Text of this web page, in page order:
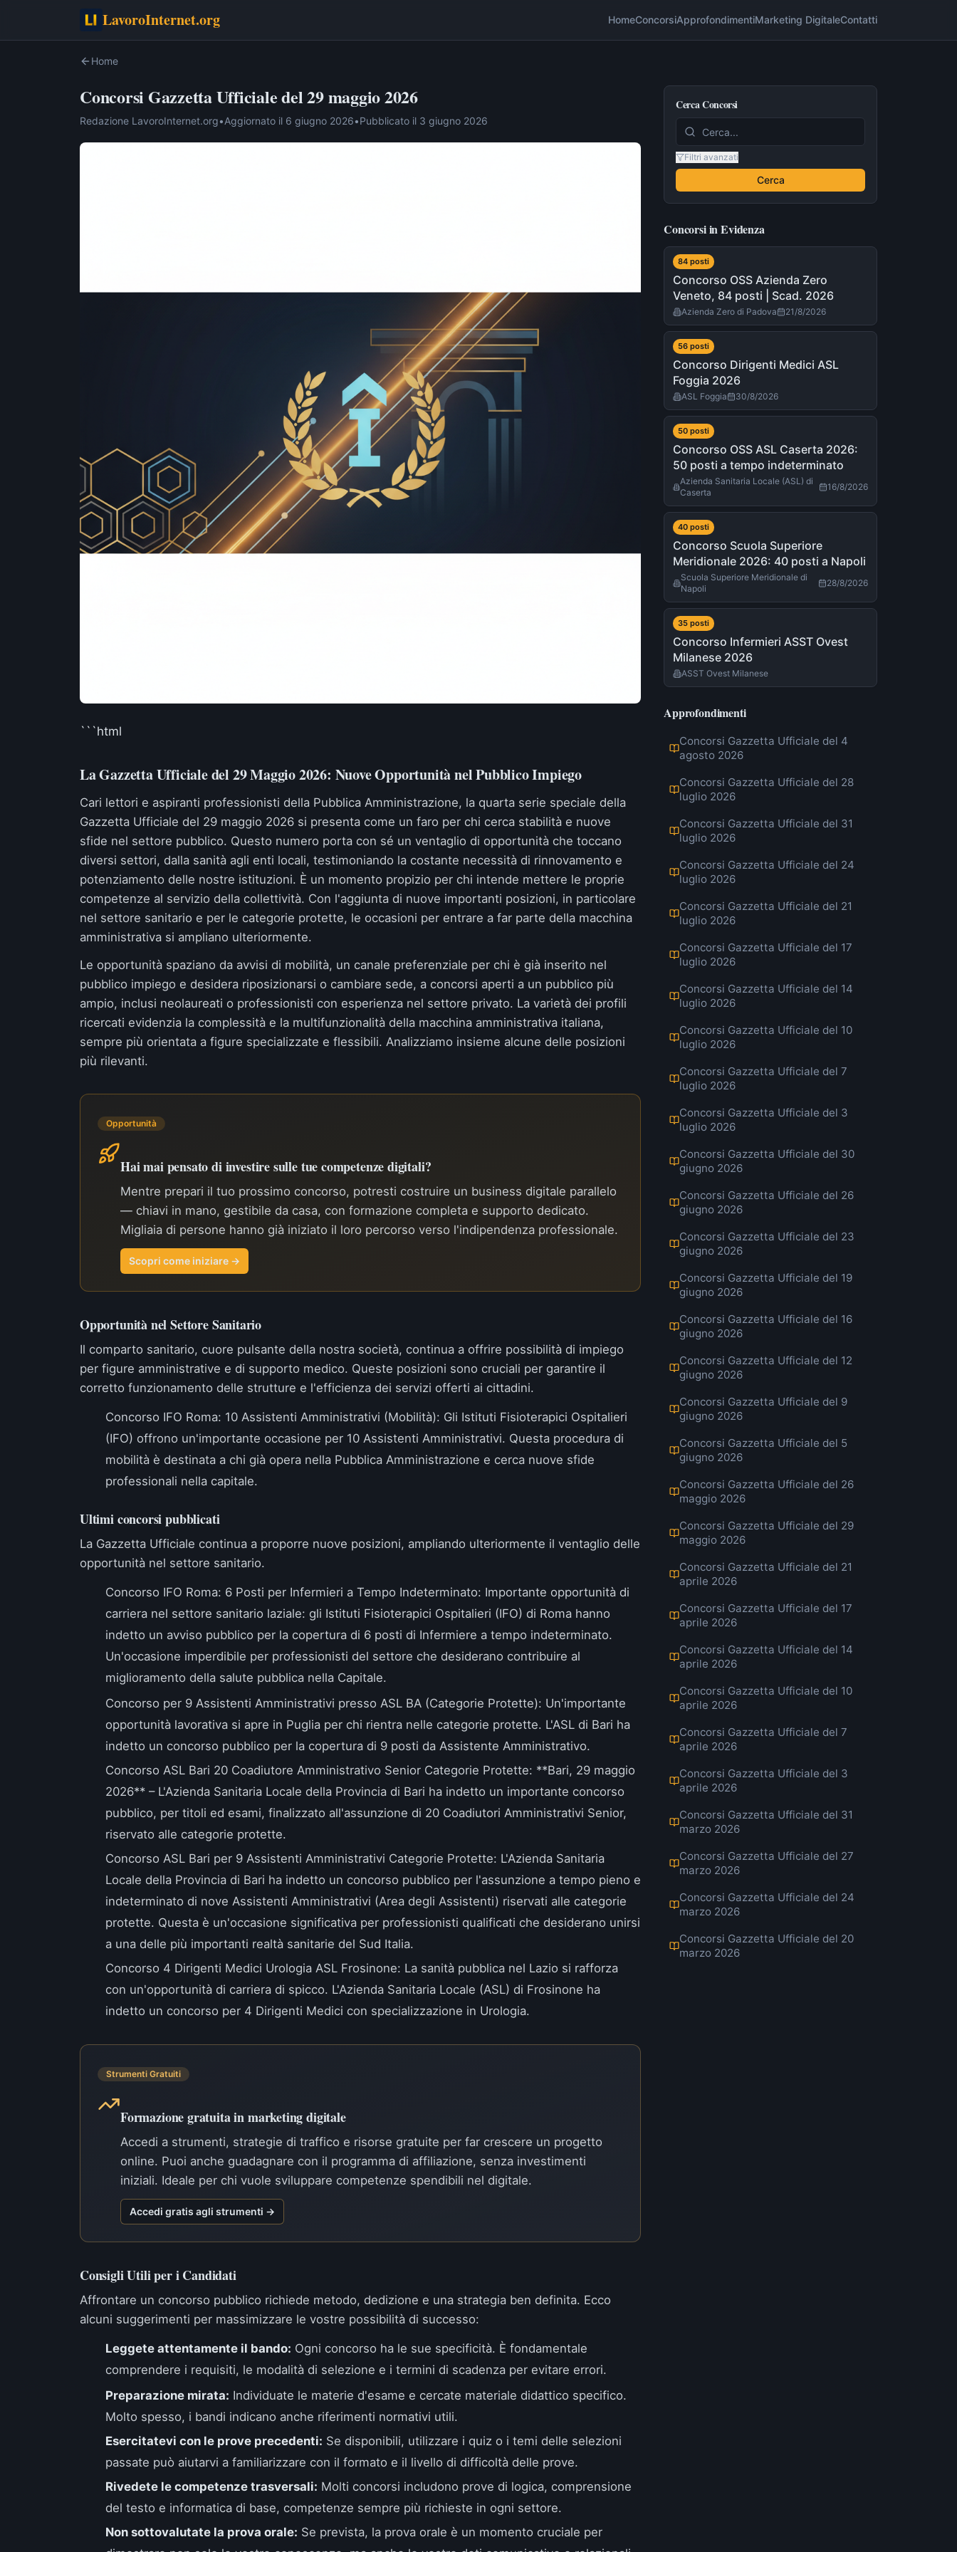
LavoroInternet.org HomeConcorsiApprofondimentiMarketing DigitaleContatti
Home
Concorsi Gazzetta Ufficiale del 29 maggio 2026
Redazione LavoroInternet.org•Aggiornato il 6 giugno 2026•Pubblicato il 3 giugno 2026
```html
La Gazzetta Ufficiale del 29 Maggio 2026: Nuove Opportunità nel Pubblico Impiego
Cari lettori e aspiranti professionisti della Pubblica Amministrazione, la quarta serie speciale della
Gazzetta Ufficiale del 29 maggio 2026 si presenta come un faro per chi cerca stabilità e nuove
sfide nel settore pubblico. Questo numero porta con sé un ventaglio di opportunità che toccano
diversi settori, dalla sanità agli enti locali, testimoniando la costante necessità di rinnovamento e
potenziamento delle nostre istituzioni. È un momento propizio per chi intende mettere le proprie
competenze al servizio della collettività. Con l'aggiunta di nuove importanti posizioni, in particolare
nel settore sanitario e per le categorie protette, le occasioni per entrare a far parte della macchina
amministrativa si ampliano ulteriormente.
Le opportunità spaziano da avvisi di mobilità, un canale preferenziale per chi è già inserito nel
pubblico impiego e desidera riposizionarsi o cambiare sede, a concorsi aperti a un pubblico più
ampio, inclusi neolaureati o professionisti con esperienza nel settore privato. La varietà dei profili
ricercati evidenzia la complessità e la multifunzionalità della macchina amministrativa italiana,
sempre più orientata a figure specializzate e flessibili. Analizziamo insieme alcune delle posizioni
più rilevanti.
Opportunità
Hai mai pensato di investire sulle tue competenze digitali?
Mentre prepari il tuo prossimo concorso, potresti costruire un business digitale parallelo
— chiavi in mano, gestibile da casa, con formazione completa e supporto dedicato.
Migliaia di persone hanno già iniziato il loro percorso verso l'indipendenza professionale.
Scopri come iniziare →
Opportunità nel Settore Sanitario
Il comparto sanitario, cuore pulsante della nostra società, continua a offrire possibilità di impiego
per figure amministrative e di supporto medico. Queste posizioni sono cruciali per garantire il
corretto funzionamento delle strutture e l'efficienza dei servizi offerti ai cittadini.
Concorso IFO Roma: 10 Assistenti Amministrativi (Mobilità): Gli Istituti Fisioterapici Ospitalieri
(IFO) offrono un'importante occasione per 10 Assistenti Amministrativi. Questa procedura di
mobilità è destinata a chi già opera nella Pubblica Amministrazione e cerca nuove sfide
professionali nella capitale.
Ultimi concorsi pubblicati
La Gazzetta Ufficiale continua a proporre nuove posizioni, ampliando ulteriormente il ventaglio delle
opportunità nel settore sanitario.
Concorso IFO Roma: 6 Posti per Infermieri a Tempo Indeterminato: Importante opportunità di
carriera nel settore sanitario laziale: gli Istituti Fisioterapici Ospitalieri (IFO) di Roma hanno
indetto un avviso pubblico per la copertura di 6 posti di Infermiere a tempo indeterminato.
Un'occasione imperdibile per professionisti del settore che desiderano contribuire al
miglioramento della salute pubblica nella Capitale.
Concorso per 9 Assistenti Amministrativi presso ASL BA (Categorie Protette): Un'importante
opportunità lavorativa si apre in Puglia per chi rientra nelle categorie protette. L'ASL di Bari ha
indetto un concorso pubblico per la copertura di 9 posti da Assistente Amministrativo.
Concorso ASL Bari 20 Coadiutore Amministrativo Senior Categorie Protette: **Bari, 29 maggio
2026** – L'Azienda Sanitaria Locale della Provincia di Bari ha indetto un importante concorso
pubblico, per titoli ed esami, finalizzato all'assunzione di 20 Coadiutori Amministrativi Senior,
riservato alle categorie protette.
Concorso ASL Bari per 9 Assistenti Amministrativi Categorie Protette: L'Azienda Sanitaria
Locale della Provincia di Bari ha indetto un concorso pubblico per l'assunzione a tempo pieno e
indeterminato di nove Assistenti Amministrativi (Area degli Assistenti) riservati alle categorie
protette. Questa è un'occasione significativa per professionisti qualificati che desiderano unirsi
a una delle più importanti realtà sanitarie del Sud Italia.
Concorso 4 Dirigenti Medici Urologia ASL Frosinone: La sanità pubblica nel Lazio si rafforza
con un'opportunità di carriera di spicco. L'Azienda Sanitaria Locale (ASL) di Frosinone ha
indetto un concorso per 4 Dirigenti Medici con specializzazione in Urologia.
Strumenti Gratuiti
Formazione gratuita in marketing digitale
Accedi a strumenti, strategie di traffico e risorse gratuite per far crescere un progetto
online. Puoi anche guadagnare con il programma di affiliazione, senza investimenti
iniziali. Ideale per chi vuole sviluppare competenze spendibili nel digitale.
Accedi gratis agli strumenti →
Consigli Utili per i Candidati
Affrontare un concorso pubblico richiede metodo, dedizione e una strategia ben definita. Ecco
alcuni suggerimenti per massimizzare le vostre possibilità di successo:
Leggete attentamente il bando: Ogni concorso ha le sue specificità. È fondamentale
comprendere i requisiti, le modalità di selezione e i termini di scadenza per evitare errori.
Preparazione mirata: Individuate le materie d'esame e cercate materiale didattico specifico.
Molto spesso, i bandi indicano anche riferimenti normativi utili.
Esercitatevi con le prove precedenti: Se disponibili, utilizzare i quiz o i temi delle selezioni
passate può aiutarvi a familiarizzare con il formato e il livello di difficoltà delle prove.
Rivedete le competenze trasversali: Molti concorsi includono prove di logica, comprensione
del testo e informatica di base, competenze sempre più richieste in ogni settore.
Non sottovalutate la prova orale: Se prevista, la prova orale è un momento cruciale per
Cerca Concorsi
Filtri avanzati
Cerca
Concorsi in Evidenza
84 posti
Concorso OSS Azienda Zero
Veneto, 84 posti | Scad. 2026
Azienda Zero di Padova 21/8/2026
56 posti
Concorso Dirigenti Medici ASL
Foggia 2026
ASL Foggia 30/8/2026
50 posti
Concorso OSS ASL Caserta 2026:
50 posti a tempo indeterminato
Azienda Sanitaria Locale (ASL) di
Caserta
16/8/2026
40 posti
Concorso Scuola Superiore
Meridionale 2026: 40 posti a Napoli
Scuola Superiore Meridionale di
Napoli
28/8/2026
35 posti
Concorso Infermieri ASST Ovest
Milanese 2026
ASST Ovest Milanese
Approfondimenti
Concorsi Gazzetta Ufficiale del 4
agosto 2026
Concorsi Gazzetta Ufficiale del 28
luglio 2026
Concorsi Gazzetta Ufficiale del 31
luglio 2026
Concorsi Gazzetta Ufficiale del 24
luglio 2026
Concorsi Gazzetta Ufficiale del 21
luglio 2026
Concorsi Gazzetta Ufficiale del 17
luglio 2026
Concorsi Gazzetta Ufficiale del 14
luglio 2026
Concorsi Gazzetta Ufficiale del 10
luglio 2026
Concorsi Gazzetta Ufficiale del 7
luglio 2026
Concorsi Gazzetta Ufficiale del 3
luglio 2026
Concorsi Gazzetta Ufficiale del 30
giugno 2026
Concorsi Gazzetta Ufficiale del 26
giugno 2026
Concorsi Gazzetta Ufficiale del 23
giugno 2026
Concorsi Gazzetta Ufficiale del 19
giugno 2026
Concorsi Gazzetta Ufficiale del 16
giugno 2026
Concorsi Gazzetta Ufficiale del 12
giugno 2026
Concorsi Gazzetta Ufficiale del 9
giugno 2026
Concorsi Gazzetta Ufficiale del 5
giugno 2026
Concorsi Gazzetta Ufficiale del 26
maggio 2026
Concorsi Gazzetta Ufficiale del 29
maggio 2026
Concorsi Gazzetta Ufficiale del 21
aprile 2026
Concorsi Gazzetta Ufficiale del 17
aprile 2026
Concorsi Gazzetta Ufficiale del 14
aprile 2026
Concorsi Gazzetta Ufficiale del 10
aprile 2026
Concorsi Gazzetta Ufficiale del 7
aprile 2026
Concorsi Gazzetta Ufficiale del 3
aprile 2026
Concorsi Gazzetta Ufficiale del 31
marzo 2026
Concorsi Gazzetta Ufficiale del 27
marzo 2026
Concorsi Gazzetta Ufficiale del 24
marzo 2026
Concorsi Gazzetta Ufficiale del 20
marzo 2026